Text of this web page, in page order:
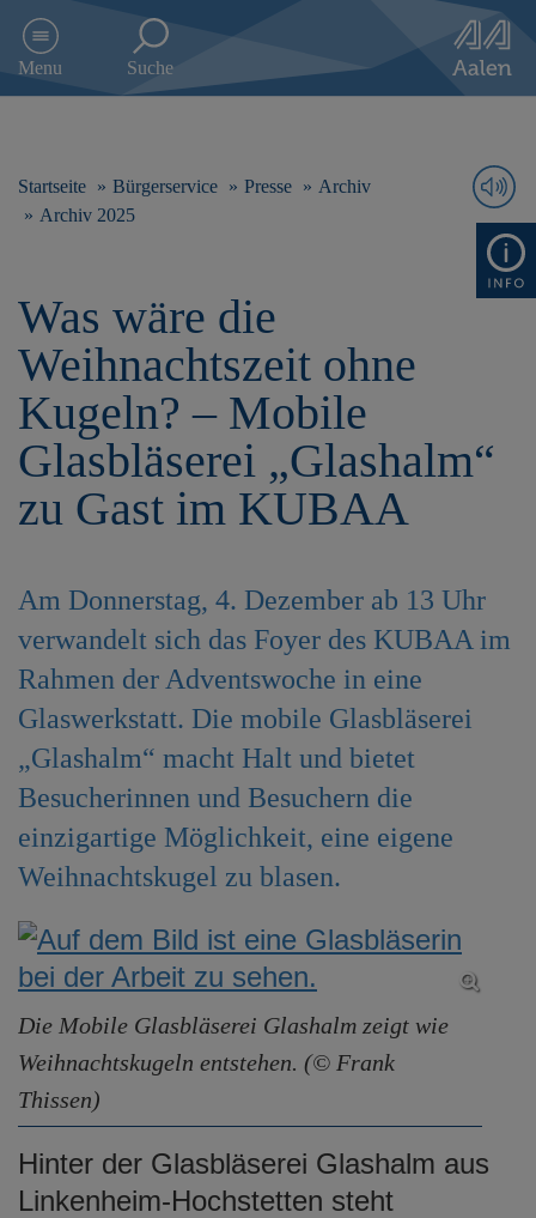
e
h
Menu Suche
Startseite Bürgerservice Presse
Archiv
Archiv 2025
Was wäre die
Weihnachtszeit ohne
Kugeln? – Mobile
Glasbläserei „Glashalm“
zu Gast im KUBAA
Am Donnerstag, 4. Dezember ab 13 Uhr
verwandelt sich das Foyer des KUBAA im
Rahmen der Adventswoche in eine
Glaswerkstatt. Die mobile Glasbläserei
„Glashalm“ macht Halt und bietet
Besucherinnen und Besuchern die
einzigartige Möglichkeit, eine eigene
Weihnachtskugel zu blasen.
Die Mobile Glasbläserei Glashalm zeigt wie
Weihnachtskugeln entstehen. (© Frank
Thissen)
Hinter der Glasbläserei Glashalm aus
Linkenheim-Hochstetten steht